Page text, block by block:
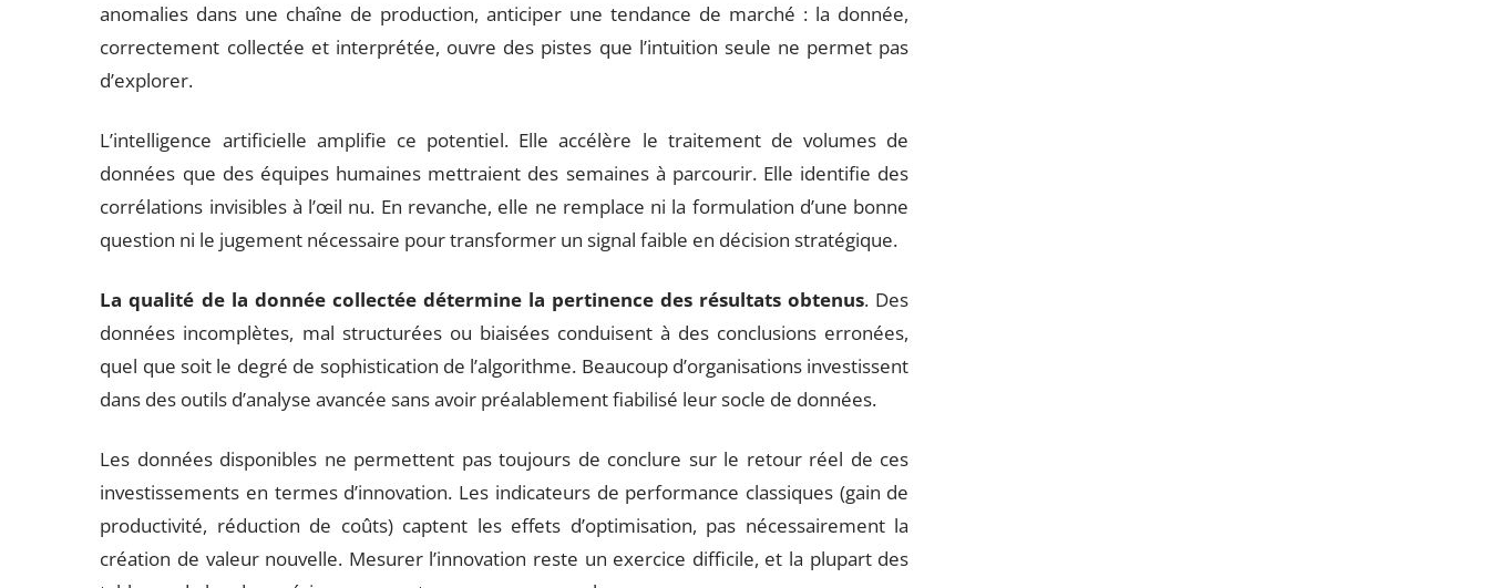
anomalies dans une chaîne de production, anticiper une tendance de marché : la donnée,
correctement collectée et interprétée, ouvre des pistes que l’intuition seule ne permet pas
d’explorer.
L’intelligence artificielle amplifie ce potentiel. Elle accélère le traitement de volumes de
données que des équipes humaines mettraient des semaines à parcourir. Elle identifie des
corrélations invisibles à l’œil nu. En revanche, elle ne remplace ni la formulation d’une bonne
question ni le jugement nécessaire pour transformer un signal faible en décision stratégique.
La qualité de la donnée collectée détermine la pertinence des résultats obtenus. Des
données incomplètes, mal structurées ou biaisées conduisent à des conclusions erronées,
quel que soit le degré de sophistication de l’algorithme. Beaucoup d’organisations investissent
dans des outils d’analyse avancée sans avoir préalablement fiabilisé leur socle de données.
Les données disponibles ne permettent pas toujours de conclure sur le retour réel de ces
investissements en termes d’innovation. Les indicateurs de performance classiques (gain de
productivité, réduction de coûts) captent les effets d’optimisation, pas nécessairement la
création de valeur nouvelle. Mesurer l’innovation reste un exercice difficile, et la plupart des